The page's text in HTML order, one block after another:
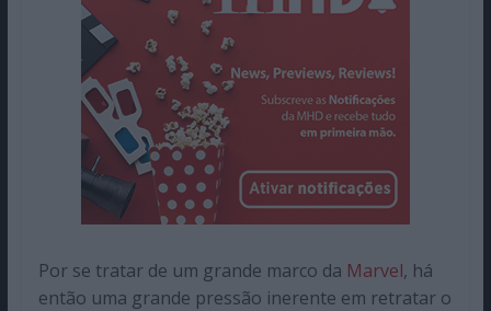
Por se tratar de um grande marco da Marvel, há
então uma grande pressão inerente em retratar o